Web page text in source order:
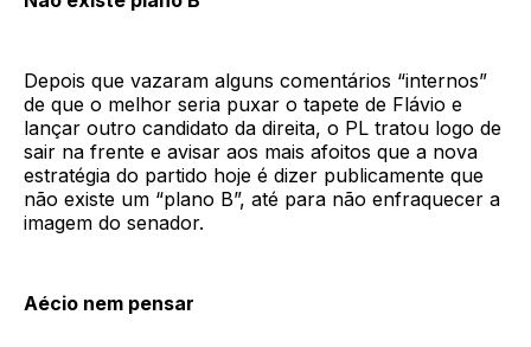
Depois que vazaram alguns comentários “internos”
de que o melhor seria puxar o tapete de Flávio e
lançar outro candidato da direita, o PL tratou logo de
sair na frente e avisar aos mais afoitos que a nova
estratégia do partido hoje é dizer publicamente que
não existe um “plano B”, até para não enfraquecer a
imagem do senador.
Aécio nem pensar